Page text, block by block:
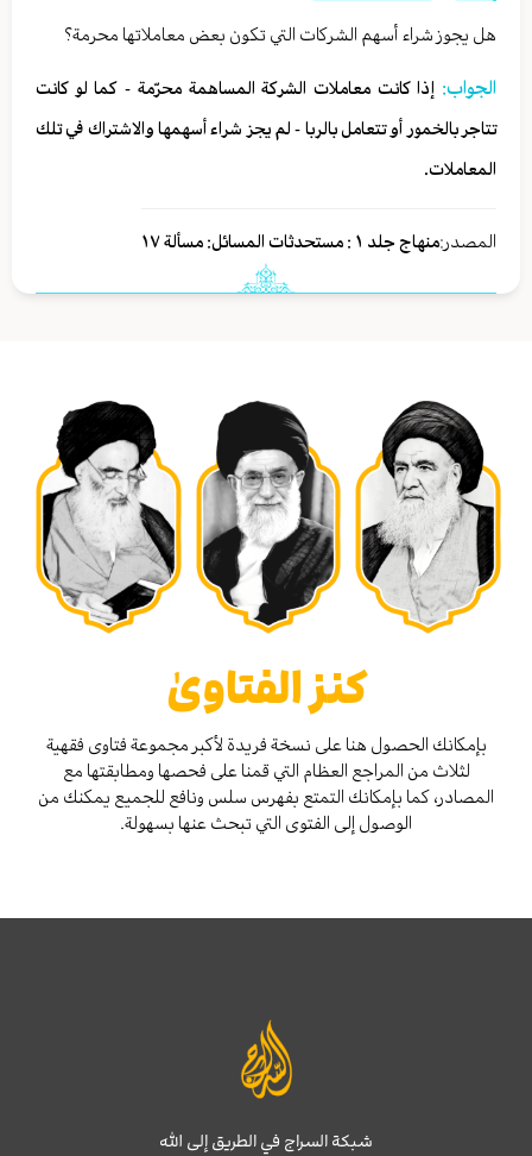
هل يجوز شراء أسهم الشركات التي تكون بعض معاملاتها محرمة؟
الجواب: إذا كانت معاملات الشركة المساهمة محرّمة - كما لو كانت
تتاجر بالخمور أو تتعامل بالربا - لم يجز شراء أسهمها والاشتراك في تلك
المعاملات.
المصدر:منهاج جلد ١ : مستحدثات المسائل: مسألة ١٧
كنز الفتاوىٰ
بإمكانك الحصول هنا على نسخة فريدة لأكبر مجموعة فتاوى فقهية
لثلاث من المراجع العظام التي قمنا على فحصها ومطابقتها مع
المصادر، كما بإمكانك التمتع بفهرس سلس ونافع للجميع يمكنك من
الوصول إلى الفتوى التي تبحث عنها بسهولة.
شبكة السراج في الطريق إلى الله